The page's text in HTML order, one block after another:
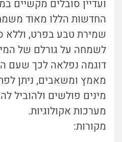
ועדיין סובלים מקשיים
החדשות הללו מאוד
שמירת טבע בפרט, וללא
לשמחה על גורלם של
דוגמה נפלאה לכך שעם
מאמץ ומשאבים, ניתן
מינים פולשים ולהוביל
מערכות אקולוגיות.
מקורות: